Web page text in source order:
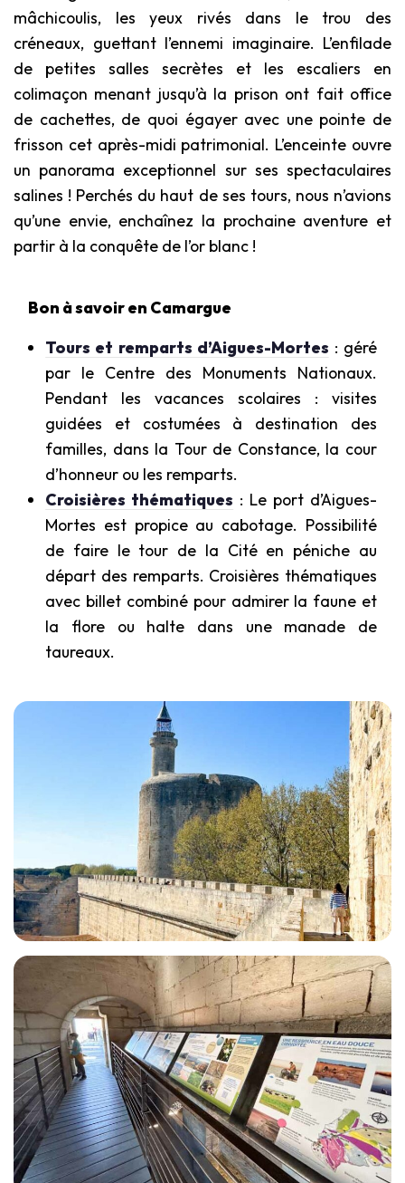
mâchicoulis, les yeux rivés dans le trou des
créneaux, guettant l’ennemi imaginaire. L’enfilade
de petites salles secrètes et les escaliers en
colimaçon menant jusqu’à la prison ont fait office
de cachettes, de quoi égayer avec une pointe de
frisson cet après-midi patrimonial. L’enceinte ouvre
un panorama exceptionnel sur ses spectaculaires
salines ! Perchés du haut de ses tours, nous n’avions
qu’une envie, enchaînez la prochaine aventure et
partir à la conquête de l’or blanc !
Bon à savoir en Camargue
Tours et remparts d’Aigues-Mortes : géré
par le Centre des Monuments Nationaux.
Pendant les vacances scolaires : visites
guidées et costumées à destination des
familles, dans la Tour de Constance, la cour
d’honneur ou les remparts.
Croisières thématiques : Le port d’Aigues-
Mortes est propice au cabotage. Possibilité
de faire le tour de la Cité en péniche au
départ des remparts. Croisières thématiques
avec billet combiné pour admirer la faune et
la flore ou halte dans une manade de
taureaux.